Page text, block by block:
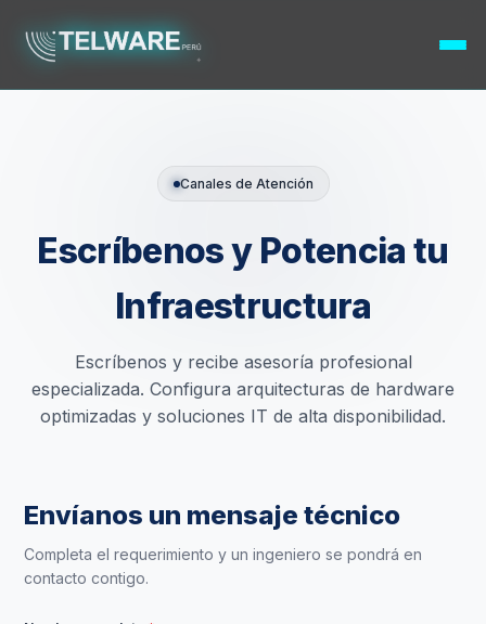
Canales de Atención
Escríbenos y Potencia tu
Infraestructura
Escríbenos y recibe asesoría profesional
especializada. Configura arquitecturas de hardware
optimizadas y soluciones IT de alta disponibilidad.
Envíanos un mensaje técnico
Completa el requerimiento y un ingeniero se pondrá en
contacto contigo.